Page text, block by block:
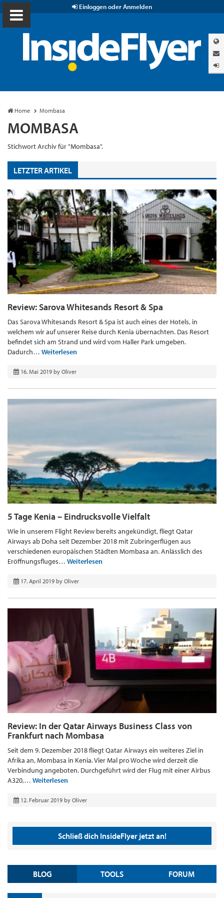
Einloggen oder Anmelden
Home Mombasa
MOMBASA
Stichwort Archiv für "Mombasa".
LETZTER ARTIKEL
Review: Sarova Whitesands Resort & Spa
Das Sarova Whitesands Resort & Spa ist auch eines der Hotels, in
welchem wir auf unserer Reise durch Kenia übernachten. Das Resort
befindet sich am Strand und wird vom Haller Park umgeben.
Dadurch… Weiterlesen
16. Mai 2019 by Oliver
5 Tage Kenia – Eindrucksvolle Vielfalt
Wie in unserem Flight Review bereits angekündigt, fliegt Qatar
Airways ab Doha seit Dezember 2018 mit Zubringerflügen aus
verschiedenen europäischen Städten Mombasa an. Anlässlich des
Eröffnungsfluges… Weiterlesen
17. April 2019 by Oliver
Review: In der Qatar Airways Business Class von
Frankfurt nach Mombasa
Seit dem 9. Dezember 2018 fliegt Qatar Airways ein weiteres Ziel in
Afrika an, Mombasa in Kenia. Vier Mal pro Woche wird derzeit die
Verbindung angeboten. Durchgeführt wird der Flug mit einer Airbus
A320,… Weiterlesen
12. Februar 2019 by Oliver
Schließ dich InsideFlyer jetzt an!
BLOG TOOLS FORUM